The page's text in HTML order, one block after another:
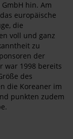
hin. Am
europäische
die
voll und ganz
zu
der
war 1998 bereits
des
die Koreaner im
punkten zudem